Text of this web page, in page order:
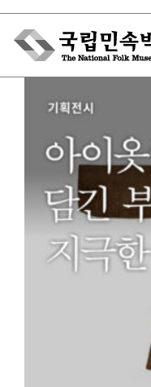
Skip
content
박물관에서는
민속이야기
민속 인사이드